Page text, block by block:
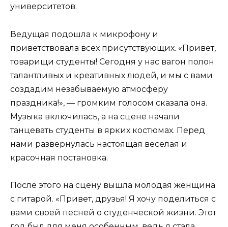
университетов.
Ведущая подошла к микрофону и
приветствовала всех присутствующих. «Привет,
товарищи студенты! Сегодня у нас вагон полон
талантливых и креативных людей, и мы с вами
создадим незабываемую атмосферу
праздника!», — громким голосом сказала она.
Музыка включилась, а на сцене начали
танцевать студенты в ярких костюмах. Перед
нами развернулась настоящая веселая и
красочная постановка.
После этого на сцену вышла молодая женщина
с гитарой. «Привет, друзья! Я хочу поделиться с
вами своей песней о студенческой жизни. Этот